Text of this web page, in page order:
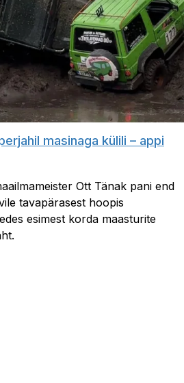
masinaga külili – appi
Ott Tänak pani end
tavapärasest hoopis
esimest korda maasturite